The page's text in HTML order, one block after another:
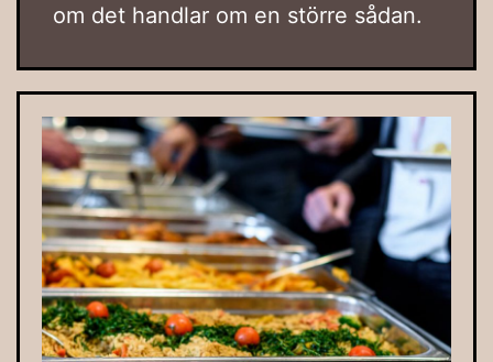
om det handlar om en större sådan.